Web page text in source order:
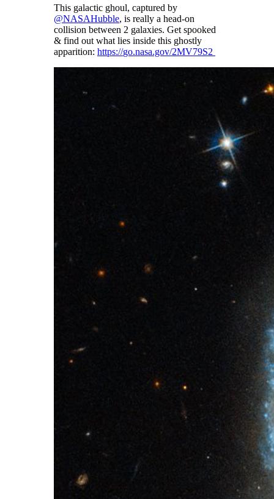
This galactic ghoul, captured by
@NASAHubble, is really a head-on
collision between 2 galaxies. Get spooked
& find out what lies inside this ghostly
apparition: https://go.nasa.gov/2MV79S2